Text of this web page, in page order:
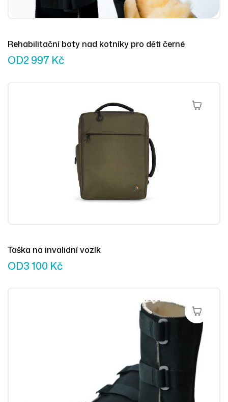
Rehabilitační boty nad kotníky pro děti černé
OD2 997 Kč
Výběr
Taška na invalidní vozík
OD3 100 Kč
Výběr